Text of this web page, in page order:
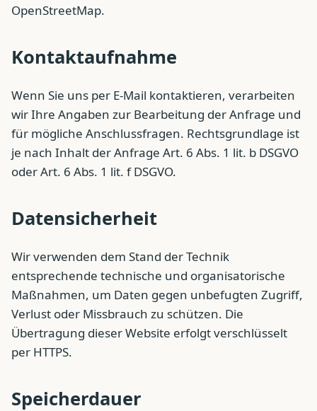
OpenStreetMap.
Kontaktaufnahme
Wenn Sie uns per E-Mail kontaktieren, verarbeiten
wir Ihre Angaben zur Bearbeitung der Anfrage und
für mögliche Anschlussfragen. Rechtsgrundlage ist
je nach Inhalt der Anfrage Art. 6 Abs. 1 lit. b DSGVO
oder Art. 6 Abs. 1 lit. f DSGVO.
Datensicherheit
Wir verwenden dem Stand der Technik
entsprechende technische und organisatorische
Maßnahmen, um Daten gegen unbefugten Zugriff,
Verlust oder Missbrauch zu schützen. Die
Übertragung dieser Website erfolgt verschlüsselt
per HTTPS.
Speicherdauer